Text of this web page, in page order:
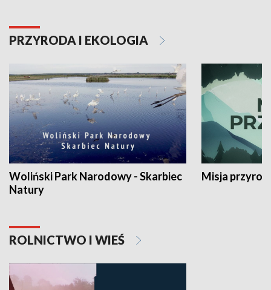
PRZYRODA I EKOLOGIA
Woliński Park Narodowy - Skarbiec
Natury
Misja
ROLNICTWO I WIEŚ